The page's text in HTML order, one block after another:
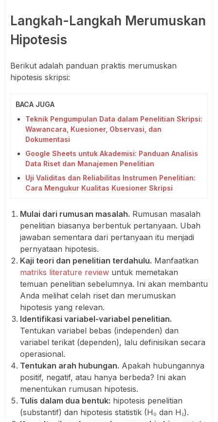
Langkah-Langkah Merumuskan
Hipotesis
Berikut adalah panduan praktis merumuskan
hipotesis skripsi:
BACA JUGA
Teknik Pengumpulan Data dalam Penelitian Skripsi:
Wawancara, Kuesioner, Observasi, dan
Dokumentasi
Google Sheets untuk Akademisi: Panduan Analisis
Data Riset dan Manajemen Penelitian
Uji Validitas dan Reliabilitas Instrumen Penelitian:
Cara Mengukur Kualitas Kuesioner Skripsi
Mulai dari rumusan masalah. Rumusan masalah
penelitian biasanya berbentuk pertanyaan. Ubah
jawaban sementara dari pertanyaan itu menjadi
pernyataan hipotesis.
Kaji teori dan penelitian terdahulu. Manfaatkan
matriks literature review untuk memetakan
temuan penelitian sebelumnya. Ini akan membantu
Anda melihat celah riset dan merumuskan
hipotesis yang relevan.
Identifikasi variabel-variabel penelitian.
Tentukan variabel bebas (independen) dan
variabel terikat (dependen), lalu definisikan secara
operasional.
Tentukan arah hubungan. Apakah hubungannya
positif, negatif, atau hanya berbeda? Ini akan
menentukan rumusan hipotesis.
Tulis dalam dua bentuk: hipotesis penelitian
(substantif) dan hipotesis statistik (H₀ dan H₁).